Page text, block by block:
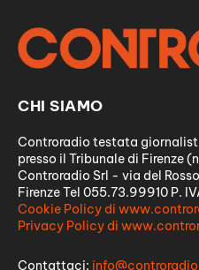
CHI SIAMO
Controradio testata
presso il Tribunale di Firenze
Controradio Srl - via del
Firenze Tel 055.73.99910 P.
Cookie Policy di
Privacy Policy di
Contattaci: